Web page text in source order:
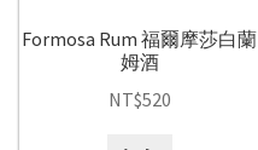
Formosa Rum 福爾摩莎白蘭
姆酒
NT$520